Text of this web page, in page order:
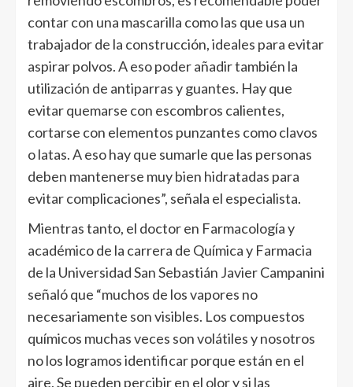
contar con una mascarilla como las que usa un
trabajador de la construcción, ideales para evitar
aspirar polvos. A eso poder añadir también la
utilización de antiparras y guantes. Hay que
evitar quemarse con escombros calientes,
cortarse con elementos punzantes como clavos
o latas. A eso hay que sumarle que las personas
deben mantenerse muy bien hidratadas para
evitar complicaciones”, señala el especialista.
Mientras tanto, el doctor en Farmacología y
académico de la carrera de Química y Farmacia
de la Universidad San Sebastián Javier Campanini
señaló que “muchos de los vapores no
necesariamente son visibles. Los compuestos
químicos muchas veces son volátiles y nosotros
no los logramos identificar porque están en el
aire. Se pueden percibir en el olor y si las